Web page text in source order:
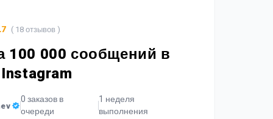
100 000 сообщений в
0 заказов в
очереди
1 неделя
выполнения
( 18 отзывов )